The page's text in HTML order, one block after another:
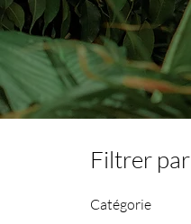
Filtrer par
Catégorie